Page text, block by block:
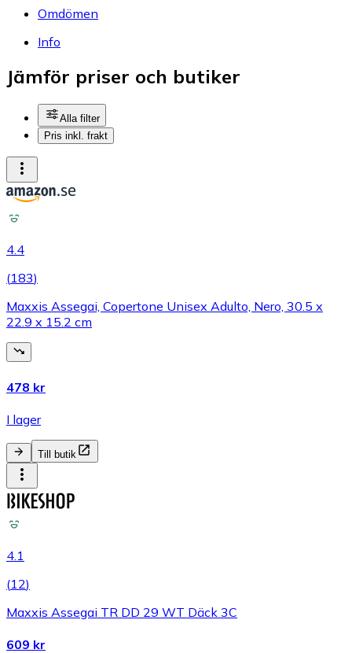
Omdömen
Info
Jämför priser och butiker
Alla filter
Pris inkl. frakt
4.4
(183)
Maxxis Assegai, Copertone Unisex Adulto, Nero, 30.5 x
22.9 x 15.2 cm
478 kr
I lager
Till butik
4.1
(12)
Maxxis Assegai TR DD 29 WT Däck 3C
609 kr